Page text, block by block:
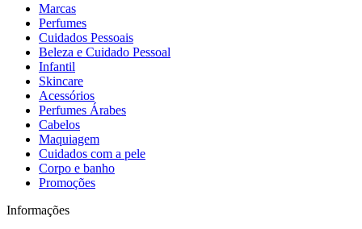
Marcas
Perfumes
Cuidados Pessoais
Beleza e Cuidado Pessoal
Infantil
Skincare
Acessórios
Perfumes Árabes
Cabelos
Maquiagem
Cuidados com a pele
Corpo e banho
Promoções
Informações